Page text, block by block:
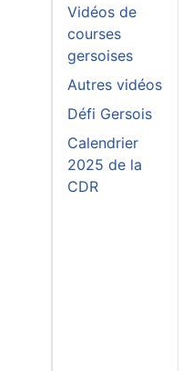
Vidéos de
courses
gersoises
Autres vidéos
Défi Gersois
Calendrier
2025 de la
CDR